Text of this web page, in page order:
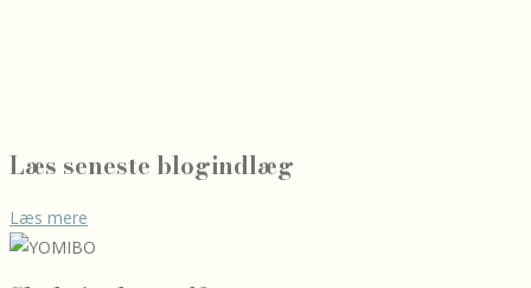
Læs seneste blogindlæg
Læs mere